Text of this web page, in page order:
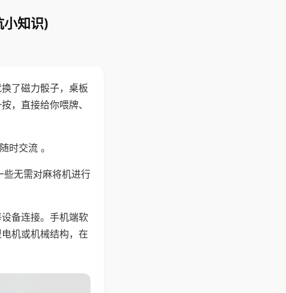
小知识)
了磁力骰子，桌板
，直接给你喂牌、
时交流 。
些无需对麻将机进行
备连接。手机端软
机或机械结构，在